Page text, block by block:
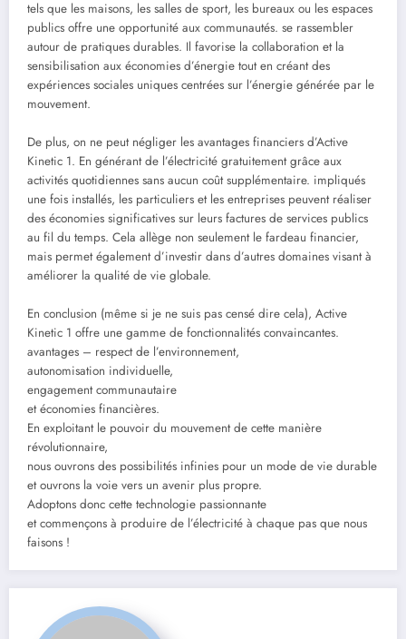
tels que les maisons, les salles de sport, les bureaux ou les espaces
publics offre une opportunité aux communautés. se rassembler
autour de pratiques durables. Il favorise la collaboration et la
sensibilisation aux économies d’énergie tout en créant des
expériences sociales uniques centrées sur l’énergie générée par le
mouvement.
De plus, on ne peut négliger les avantages financiers d’Active
Kinetic 1. En générant de l’électricité gratuitement grâce aux
activités quotidiennes sans aucun coût supplémentaire. impliqués
une fois installés, les particuliers et les entreprises peuvent réaliser
des économies significatives sur leurs factures de services publics
au fil du temps. Cela allège non seulement le fardeau financier,
mais permet également d’investir dans d’autres domaines visant à
améliorer la qualité de vie globale.
En conclusion (même si je ne suis pas censé dire cela), Active
Kinetic 1 offre une gamme de fonctionnalités convaincantes.
avantages – respect de l’environnement,
autonomisation individuelle,
engagement communautaire
et économies financières.
En exploitant le pouvoir du mouvement de cette manière
révolutionnaire,
nous ouvrons des possibilités infinies pour un mode de vie durable
et ouvrons la voie vers un avenir plus propre.
Adoptons donc cette technologie passionnante
et commençons à produire de l’électricité à chaque pas que nous
faisons !